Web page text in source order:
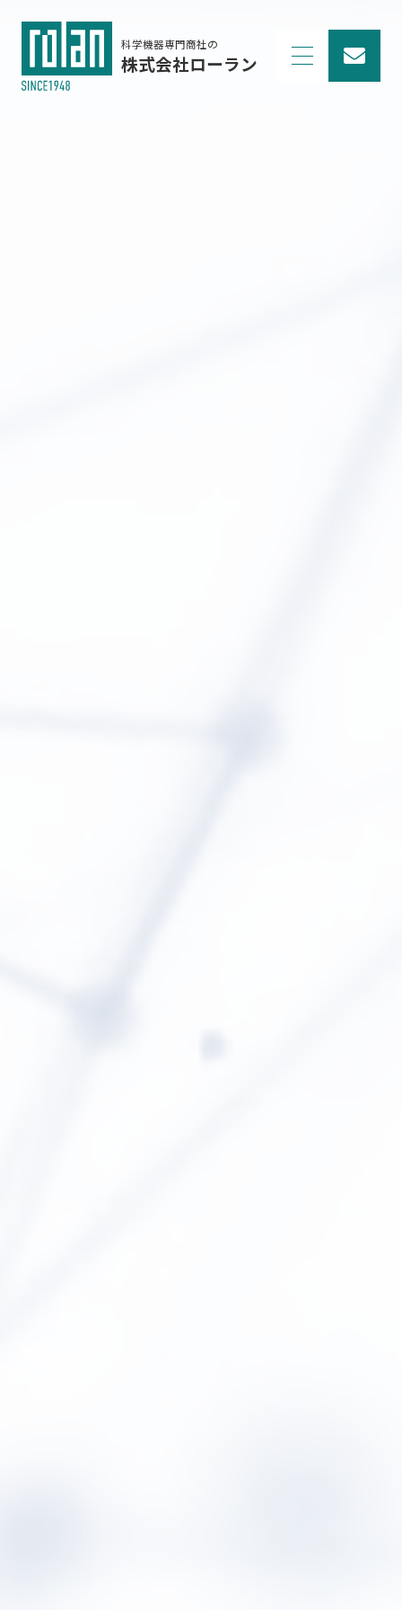
科学機器専門商社の
株式会社ローラン